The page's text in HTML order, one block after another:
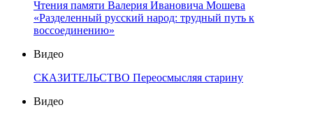
Чтения памяти Валерия Ивановича Мошева
«Разделенный русский народ: трудный путь к
воссоединению»
Видео
СКАЗИТЕЛЬСТВО Переосмысляя старину
Видео